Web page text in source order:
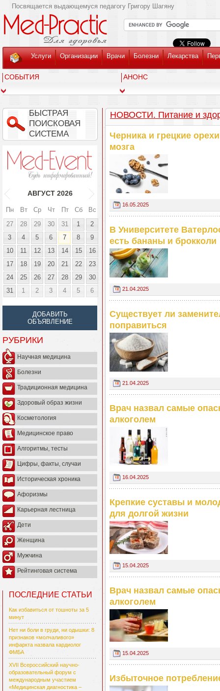
Посвящается выдающемуся педагогу Григору Шагяну
Услуги Организации Врачи Болезни Лекарства
СОБЫТИЯ АНОНС
БЫСТРАЯ
ПОИСКОВАЯ
СИСТЕМА
АВГУСТ 2026
Пн Вт Ср Чт Пт Сб
Вс
27
28 29 30 31 1
2
3
4 5 6 7 8
9
10
11 12 13 14 15
16
17
18 19 20 21 22
23
24
25 26 27 28 29
30
31
1 2 3 4 5 6
ДОБАВИТЬ
ОБЪЯВЛЕНИЕ
РУБРИКИ
Научная медицина
Болезни
Традиционная медицина
Здоровый образ жизни
Косметология
Медицинское право
Алгоритмы, тесты
Цифры, факты, случаи
Историческая хроника
Афоризмы
Карьерная лестница
Дети
Женщина
Мужчина
Рейтинговая система
ПОСЛЕДНИЕ СТАТЬИ
Как избавиться от тошноты за 5
минут
Нет ни боли в груди, ни одышки: 8
признаков «молчаливого»
инфаркта назвала кардиолог
ФМБА
XVII Всероссийский научно-
образовательный форум с
международным участием
«Медицинская диагностика –
НОВОСТИ. Питание и
Черника и грецкие
мозга
16.05.2025
В Университете
есть бананы и брокколи
21.04.2025
Существует ли
поправиться
21.04.2025
Врач назвал самые
алкоголем
16.04.2025
Крепкие суставы и
для долгой жизни
15.04.2025
Врач назвал самые
алкоголем
15.04.2025
Избыточное